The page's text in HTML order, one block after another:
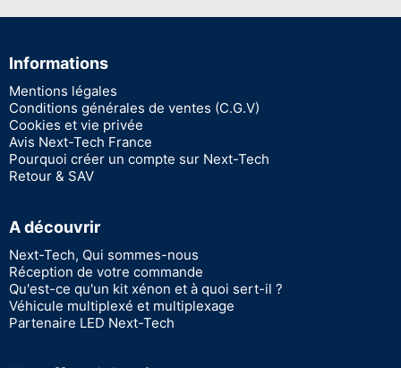
Informations
Mentions légales
Conditions générales de ventes (C.G.V)
Cookies et vie privée
Avis Next-Tech France
Pourquoi créer un compte sur Next-Tech
Retour & SAV
A découvrir
Next-Tech, Qui sommes-nous
Réception de votre commande
Qu'est-ce qu'un kit xénon et à quoi sert-il ?
Véhicule multiplexé et multiplexage
Partenaire LED Next-Tech